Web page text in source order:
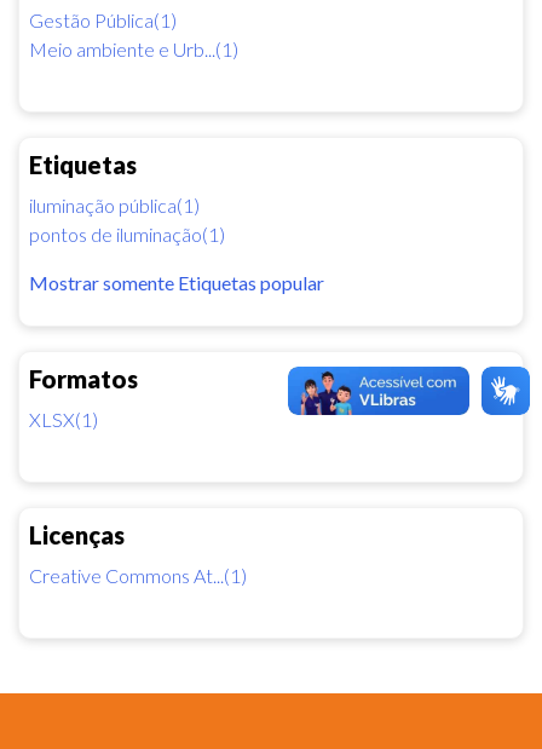
Gestão Pública(1)
Meio ambiente e Urb...(1)
Etiquetas
iluminação pública(1)
pontos de iluminação(1)
Mostrar somente Etiquetas popular
Formatos
XLSX(1)
Licenças
Creative Commons At...(1)